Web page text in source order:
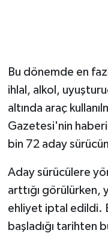
Bu dönemde en
ihlal, alkol,
altında araç
Gazetesi'nin
bin 72 aday
Aday sürücülere
arttığı görülürken,
ehliyet iptal edildi.
başladığı tarihten